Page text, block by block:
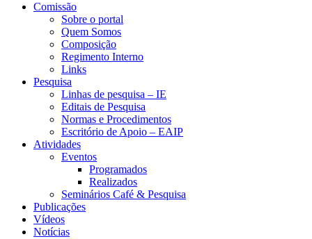
Comissão
Sobre o portal
Quem Somos
Composição
Regimento Interno
Links
Pesquisa
Linhas de pesquisa – IE
Editais de Pesquisa
Normas e Procedimentos
Escritório de Apoio – EAIP
Atividades
Eventos
Programados
Realizados
Seminários Café & Pesquisa
Publicações
Vídeos
Notícias